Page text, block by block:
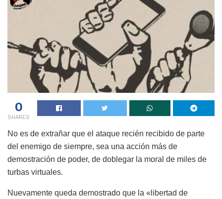
0
SHARES
No es de extrañar que el ataque recién recibido de parte
del enemigo de siempre, sea una acción más de
demostración de poder, de doblegar la moral de miles de
turbas virtuales.
Nuevamente queda demostrado que la «libertad de